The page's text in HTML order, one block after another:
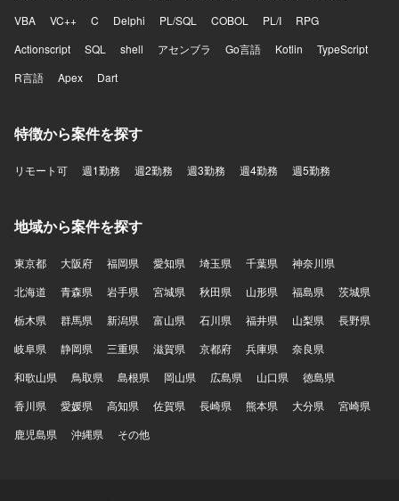
VBA
VC++ C Delphi PL/SQL COBOL PL/I
RPG
Actionscript
SQL shell アセンブラ Go言語 Kotlin
TypeScript
R言語
Apex Dart
特徴から案件を探す
リモート可 週1勤務 週2勤務 週3勤務 週4勤務 週5勤務
地域から案件を探す
東京都 大阪府 福岡県 愛知県 埼玉県 千葉県
神奈川県
北海道
青森県 岩手県 宮城県 秋田県 山形県 福島県
茨城県
栃木県
群馬県 新潟県 富山県 石川県 福井県 山梨県
長野県
岐阜県
静岡県 三重県 滋賀県 京都府 兵庫県
奈良県
和歌山県
鳥取県 島根県 岡山県 広島県 山口県
徳島県
香川県
愛媛県 高知県 佐賀県 長崎県 熊本県 大分県
宮崎県
鹿児島県
沖縄県 その他